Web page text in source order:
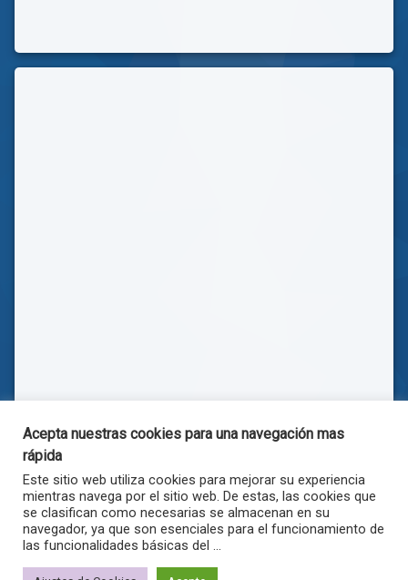
Acepta nuestras cookies para una navegación mas
rápida
Este sitio web utiliza cookies para mejorar su experiencia
mientras navega por el sitio web. De estas, las cookies que
se clasifican como necesarias se almacenan en su
navegador, ya que son esenciales para el funcionamiento de
las funcionalidades básicas del ...